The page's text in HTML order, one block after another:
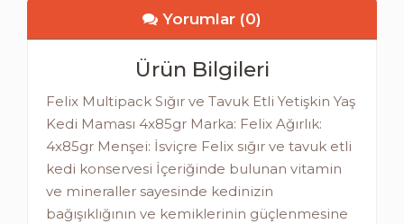
Yorumlar (0)
Ürün Bilgileri
Felix Multipack Sığır ve Tavuk Etli Yetişkin Yaş
Kedi Maması 4x85gr Marka: Felix Ağırlık:
4x85gr Menşei: İsviçre Felix sığır ve tavuk etli
kedi konservesi İçeriğinde bulunan vitamin
ve mineraller sayesinde kedinizin
bağışıklığının ve kemiklerinin güçlenmesine